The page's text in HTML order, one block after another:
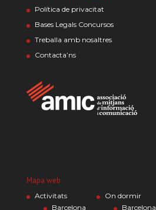
Política de privacitat
Bases Legals Concursos
Treballa amb nosaltres
Contacta’ns
Mapa web
Activitats
Barcelona
On dormir
Barcelona